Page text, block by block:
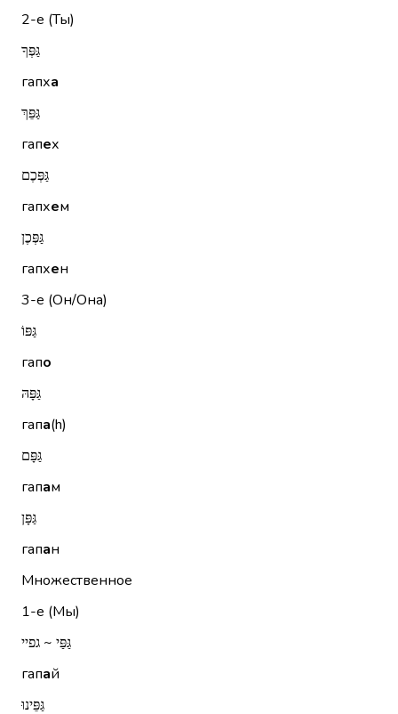
2-е (Ты)
גַּפְּךָ
гапха
גַּפֵּךְ
гапех
גַּפְּכֶם
гапхем
גַּפְּכֶן
гапхен
3-е (Он/Она)
גַּפּוֹ
гапо
גַּפָּהּ
гапа(h)
גַּפָּם
гапам
גַּפָּן
гапан
Множественное
1-е (Мы)
גַּפַּי ~ גפיי
гапай
גַּפֵּינוּ